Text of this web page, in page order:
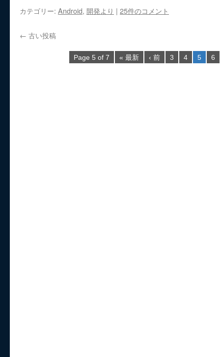
カテゴリー: Android, 開発より | 25件のコメント
← 古い投稿
Page 5 of 7 « 最新 ‹ 前 3 4 5 6